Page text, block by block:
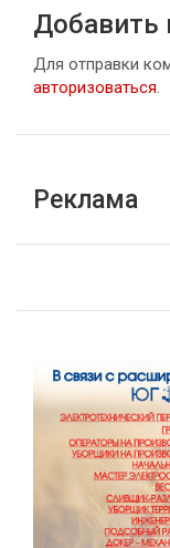
Добавить
Для отправки
авторизоваться.
Реклама